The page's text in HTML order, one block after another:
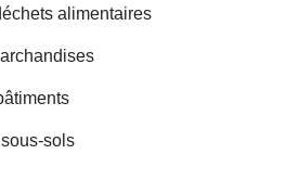
alimentaires
sols